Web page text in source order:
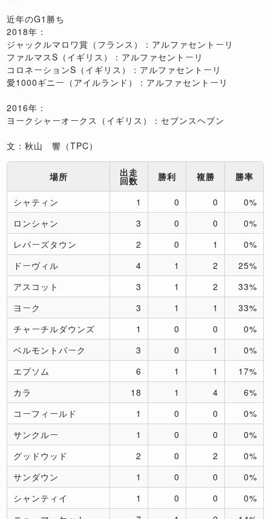
近年のG1勝ち
2018年：
ジャックルマロワ賞（フランス）：アルファセントーリ
ファルマスS（イギリス）：アルファセントーリ
コロネーションS（イギリス）：アルファセントーリ
愛1000ギニー（アイルランド）：アルファセントーリ
2016年：
ヨークシャーオークス（イギリス）：セブンスヘブン
文：秋山 響（TPC）
場所 出走
回数 勝利 複勝 勝率
シャティン 1 0 0
0%
ロンシャン
3 0 0
0%
レパーズタウン
2 0 1
0%
ドーヴィル
4 1 2
25%
アスコット
3 1 2
33%
ヨーク
3 1 1
33%
チャーチルダウンズ
1 0 0
0%
ベルモントパーク
3 0 1
0%
エプソム
6 1 1
17%
カラ
18 1 4
6%
コーフィールド
1 0 0
0%
サンクルー
1 0 0
0%
グッドウッド
2 0 2
0%
サンダウン
1 0 0
0%
シャンティイ
1 0 0
0%